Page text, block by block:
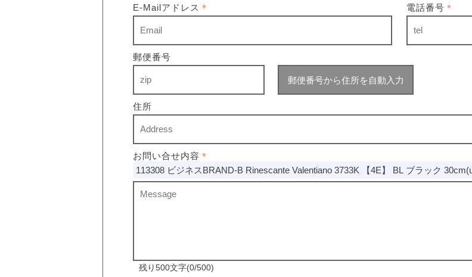
E-Mailアドレス ＊ 電話番号 ＊
郵便番号
郵便番号から住所を自動入力
住所
お問い合せ内容 ＊
113308 ビジネスBRAND-B Rinescante Valentiano 3733K 【4E】 BL ブラック
残り500文字(0/500)